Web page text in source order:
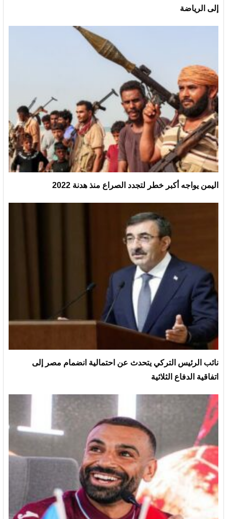
إلى الرياضة
اليمن يواجه أكبر خطر لتجدد الصراع منذ هدنة 2022
نائب الرئيس التركي يتحدث عن احتمالية انضمام مصر إلى
اتفاقية الدفاع الثلاثية